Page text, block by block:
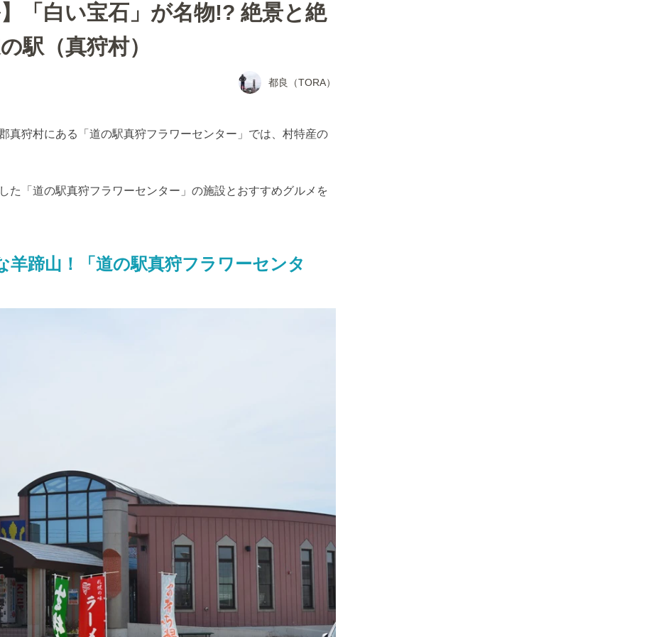
「白い宝石」が名物!? 絶景と絶
駅（真狩村）
都良（TORA）
真狩村にある「道の駅真狩フラワーセンター」では、村特産の
た「道の駅真狩フラワーセンター」の施設とおすすめグルメを
羊蹄山！「道の駅真狩フラワーセンタ